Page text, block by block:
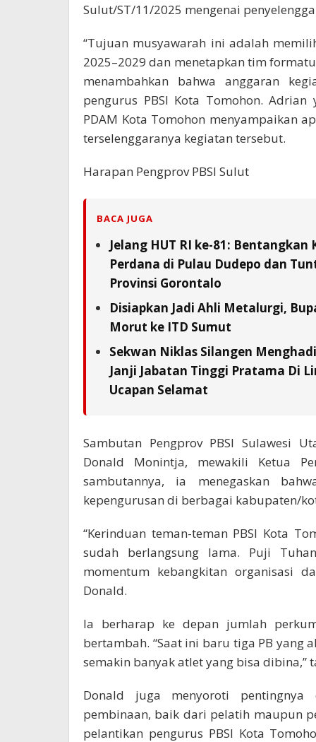
Sulut/ST/11/2025 mengenai
“Tujuan musyawarah ini adalah
2025–2029 dan menetapkan tim
menambahkan bahwa anggaran
pengurus PBSI Kota Tomohon.
PDAM Kota Tomohon menyampaikan
terselenggaranya kegiatan tersebut.
Harapan Pengprov PBSI Sulut
BACA JUGA
Jelang HUT RI ke-81:
Perdana di Pulau Dudepo dan
Provinsi Gorontalo
Disiapkan Jadi Ahli Metalurgi,
Morut ke ITD Sumut
Sekwan Niklas Silangen
Janji Jabatan Tinggi Pratama Di
Ucapan Selamat
Sambutan Pengprov PBSI Sulawesi
Donald Monintja, mewakili Ketua
sambutannya, ia menegaskan
kepengurusan di berbagai kabupaten/
“Kerinduan teman-teman PBSI Kota
sudah berlangsung lama. Puji
momentum kebangkitan organisasi
Donald.
Ia berharap ke depan jumlah
bertambah. “Saat ini baru tiga PB
semakin banyak atlet yang bisa dibina,”
Donald juga menyoroti pentingnya
pembinaan, baik dari pelatih maupun
pelantikan pengurus PBSI Kota